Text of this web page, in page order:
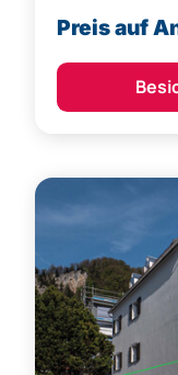
Hohenems,